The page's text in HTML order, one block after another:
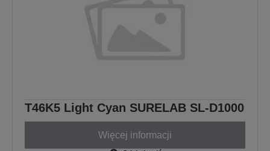
T46K5 Light Cyan SURELAB SL-D1000
Więcej informacji